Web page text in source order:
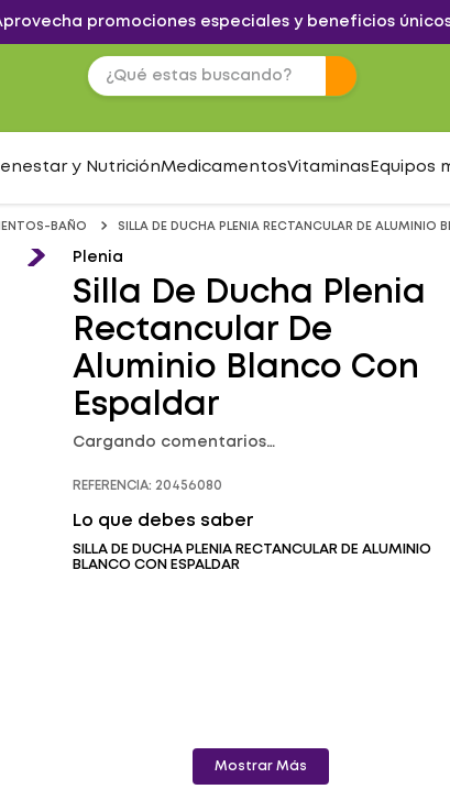
promociones especiales y beneficios
y NutriciónMedicamentosVitaminas Equipos
BAÑO SILLA DE DUCHA PLENIA RECTANCULAR DE ALUMINIO
Plenia
Silla De Ducha Plenia
Rectancular De
Aluminio Blanco Con
Espaldar
Cargando comentarios…
REFERENCIA: 20456080
Lo que debes saber
SILLA DE DUCHA PLENIA RECTANCULAR DE ALUMINIO
BLANCO CON ESPALDAR
Mostrar Más